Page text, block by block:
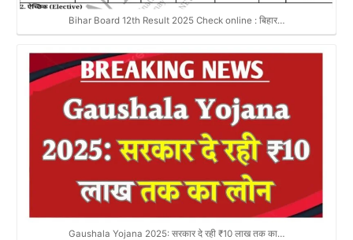
Bihar Board 12th Result 2025 Check online : बिहार…
Gaushala Yojana 2025: सरकार दे रही ₹10 लाख तक का…